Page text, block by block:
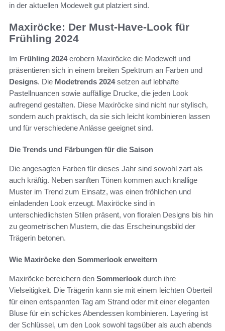
in der aktuellen Modewelt gut platziert sind.
Maxiröcke: Der Must-Have-Look für
Frühling 2024
Im Frühling 2024erobern Maxiröcke die Modewelt und
präsentieren sich in einem breiten Spektrum an Farben und
Designs. Die Modetrends 2024setzen auf lebhafte
Pastellnuancen sowie auffällige Drucke, die jeden Look
aufregend gestalten. Diese Maxiröcke sind nicht nur stylisch,
sondern auch praktisch, da sie sich leicht kombinieren lassen
und für verschiedene Anlässe geeignet sind.
Die Trends und Färbungen für die Saison
Die angesagten Farben für dieses Jahr sind sowohl zart als
auch kräftig. Neben sanften Tönen kommen auch knallige
Muster im Trend zum Einsatz, was einen fröhlichen und
einladenden Look erzeugt. Maxiröcke sind in
unterschiedlichsten Stilen präsent, von floralen Designs bis hin
zu geometrischen Mustern, die das Erscheinungsbild der
Trägerin betonen.
Wie Maxiröcke den Sommerlook erweitern
Maxiröcke bereichern den Sommerlook durch ihre
Vielseitigkeit. Die Trägerin kann sie mit einem leichten Oberteil
für einen entspannten Tag am Strand oder mit einer eleganten
Bluse für ein schickes Abendessen kombinieren. Layering ist
der Schlüssel, um den Look sowohl tagsüber als auch abends